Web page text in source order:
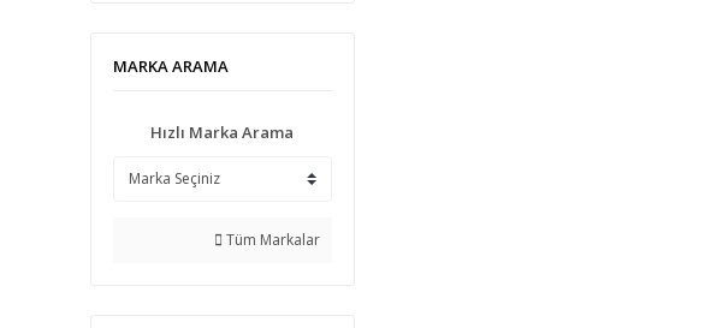
MARKA ARAMA
Hızlı Marka Arama
Tüm Markalar